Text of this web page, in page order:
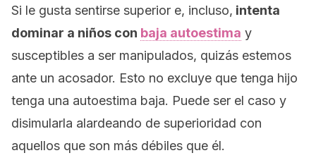
Si le gusta sentirse superior e, incluso, intenta
dominar a niños con baja autoestima y
susceptibles a ser manipulados, quizás estemos
ante un acosador. Esto no excluye que tenga hijo
tenga una autoestima baja. Puede ser el caso y
disimularla alardeando de superioridad con
aquellos que son más débiles que él.